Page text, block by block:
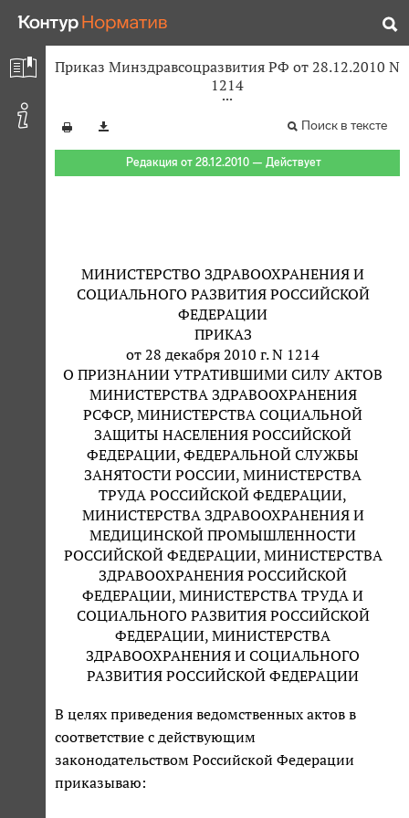
Приказ Минздравсоцразвития РФ от 28.12.2010 N
1214
Поиск в тексте
Редакция от 28.12.2010 — Действует
МИНИСТЕРСТВО ЗДРАВООХРАНЕНИЯ И
СОЦИАЛЬНОГО РАЗВИТИЯ РОССИЙСКОЙ
ФЕДЕРАЦИИ
ПРИКАЗ
от 28 декабря 2010 г. N 1214
О ПРИЗНАНИИ УТРАТИВШИМИ СИЛУ АКТОВ
МИНИСТЕРСТВА ЗДРАВООХРАНЕНИЯ
РСФСР, МИНИСТЕРСТВА СОЦИАЛЬНОЙ
ЗАЩИТЫ НАСЕЛЕНИЯ РОССИЙСКОЙ
ФЕДЕРАЦИИ, ФЕДЕРАЛЬНОЙ СЛУЖБЫ
ЗАНЯТОСТИ РОССИИ, МИНИСТЕРСТВА
ТРУДА РОССИЙСКОЙ ФЕДЕРАЦИИ,
МИНИСТЕРСТВА ЗДРАВООХРАНЕНИЯ И
МЕДИЦИНСКОЙ ПРОМЫШЛЕННОСТИ
РОССИЙСКОЙ ФЕДЕРАЦИИ, МИНИСТЕРСТВА
ЗДРАВООХРАНЕНИЯ РОССИЙСКОЙ
ФЕДЕРАЦИИ, МИНИСТЕРСТВА ТРУДА И
СОЦИАЛЬНОГО РАЗВИТИЯ РОССИЙСКОЙ
ФЕДЕРАЦИИ, МИНИСТЕРСТВА
ЗДРАВООХРАНЕНИЯ И СОЦИАЛЬНОГО
РАЗВИТИЯ РОССИЙСКОЙ ФЕДЕРАЦИИ
В целях приведения ведомственных актов в
соответствие с действующим
законодательством Российской Федерации
приказываю: